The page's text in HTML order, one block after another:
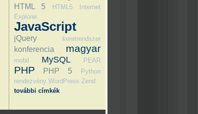
HTML 5 HTML5
Internet
Explorer
JavaScript
jQuery keretrendszer
konferencia magyar
mobil MySQL PEAR
PHP PHP 5
Python
rendezvény WordPress Zend
további címkék